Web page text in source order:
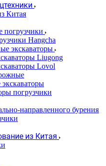
Китая
погрузчики
Hangcha
экскаваторы
Liugong
Lovol
погрузчики
направленного бурения
из Китая